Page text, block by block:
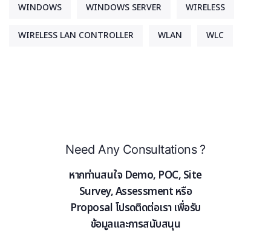
WINDOWS WINDOWS SERVER WIRELESS
WIRELESS LAN CONTROLLER WLAN WLC
Need Any Consultations ?
หากท่านสนใจ Demo, POC, Site
Survey, Assessment หรือ
Proposal โปรดติดต่อเรา เพื่อรับ
ข้อมูลและการสนับสนุน